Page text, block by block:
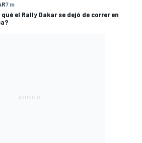
7 m
qué el Rally Dakar se dejó de correr en